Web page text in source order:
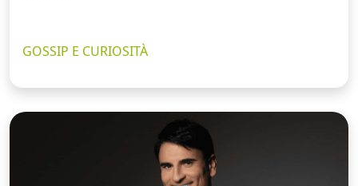
GOSSIP E CURIOSITÀ